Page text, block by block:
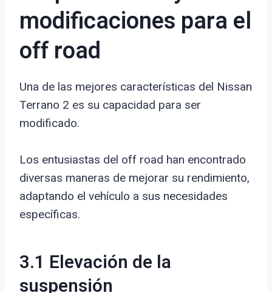
modificaciones para el
off road
Una de las mejores características del Nissan
Terrano 2 es su capacidad para ser
modificado.
Los entusiastas del off road han encontrado
diversas maneras de mejorar su rendimiento,
adaptando el vehículo a sus necesidades
específicas.
3.1 Elevación de la
suspensión